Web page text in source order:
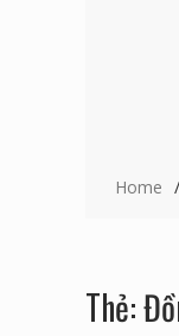
Home
Thẻ: